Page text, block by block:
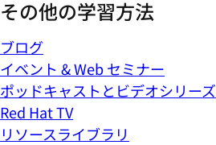
その他の学習方法
ブログ
イベント & Web セミナー
ポッドキャストとビデオシリーズ
Red Hat TV
リソースライブラリ